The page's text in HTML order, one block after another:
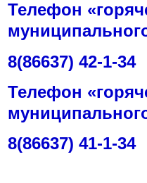
Телефон
8(86637) 42-1-34
Телефон
8(86637) 41-1-34